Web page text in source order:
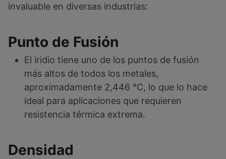
invaluable en diversas industrias:
Punto de Fusión
El iridio tiene uno de los puntos de fusión
más altos de todos los metales,
aproximadamente 2,446 °C, lo que lo hace
ideal para aplicaciones que requieren
resistencia térmica extrema.
Densidad